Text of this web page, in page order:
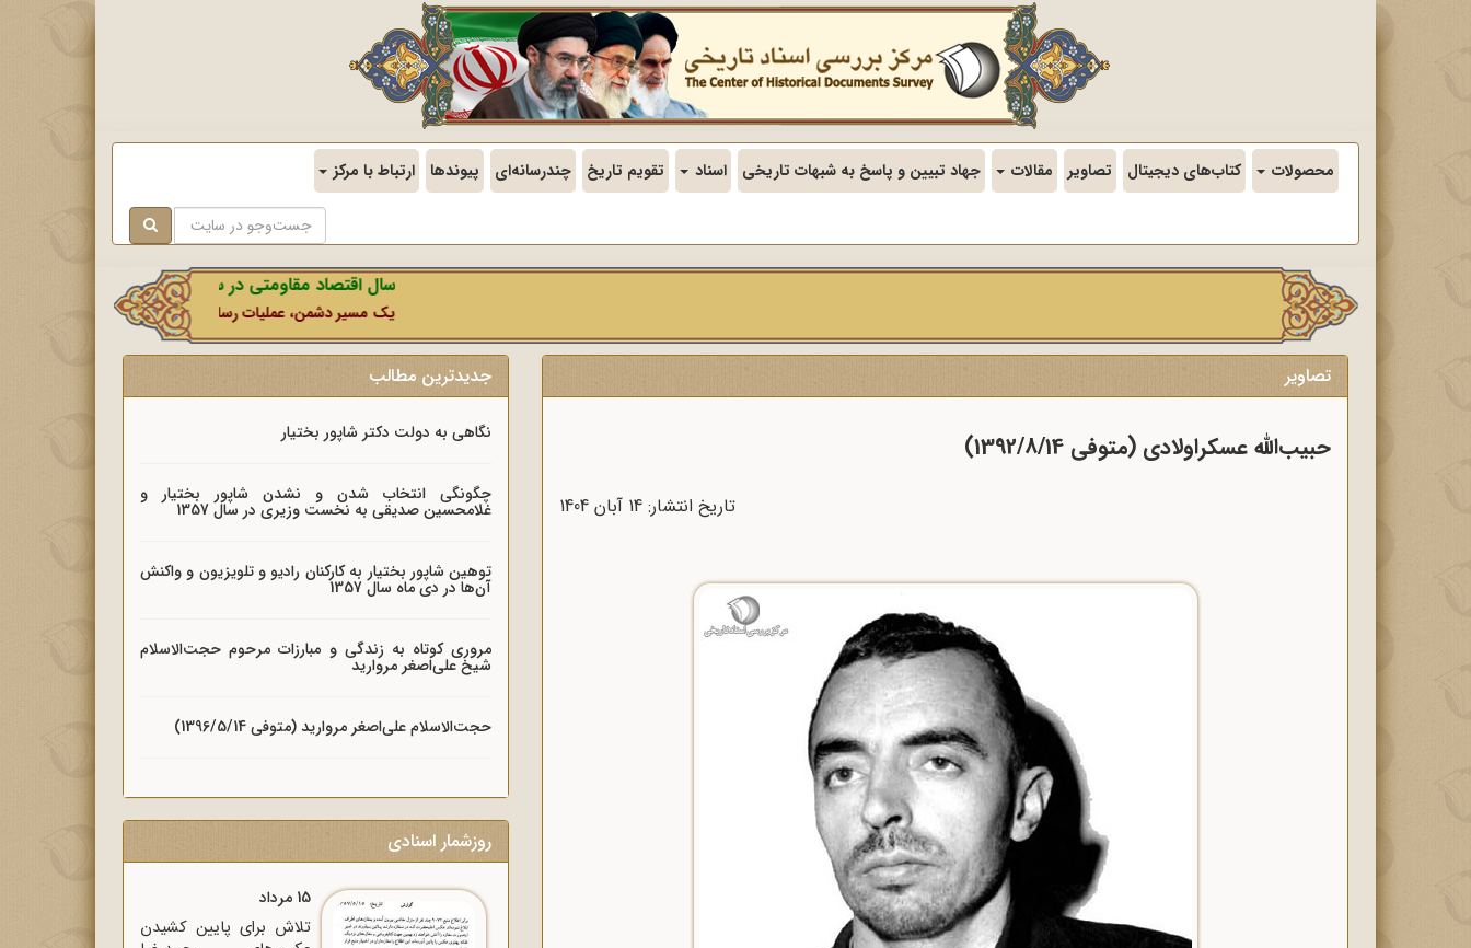
محصولات کتاب‌های دیجیتال تصاویر مقالات جهاد تبیین و پاسخ به شبهات تاریخی اسناد تقویم تاریخ چندرسانه‌ای پیوندها ارتباط با مرکز
سال اقتصاد مقاومتی در سایه وحدت ملی و امنیت ملی.
یک مسیر دشمن، عملیات رسانه‌ای او است که در این ایام بطور خاص
تصاویر
حبیب‌الله عسکراولادی (متوفی 1392/8/14)
تاریخ انتشار: 14 آبان 1404
جدیدترین مطالب
نگاهی به دولت دکتر شاپور بختیار
چگونگی انتخاب شدن و نشدن شاپور بختیار و
غلامحسین صدیقی به نخست وزیری در سال 1357
توهین شاپور بختیار به کارکنان رادیو و تلویزیون و واکنش
آن‌ها در دی ماه سال 1357
مروری کوتاه به زندگی و مبارزات مرحوم حجت‌الاسلام
شیخ علی‌اصغر مروارید
حجت‌الاسلام علی‌اصغر مروارید (متوفی 1396/5/14)
روزشمار اسنادی
15 مرداد
تلاش برای پایین کشیدن